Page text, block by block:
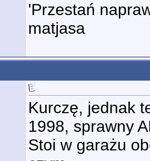
'Przestań
matjasa
Kurczę, jednak
1998, sprawny
Stoi w garażu